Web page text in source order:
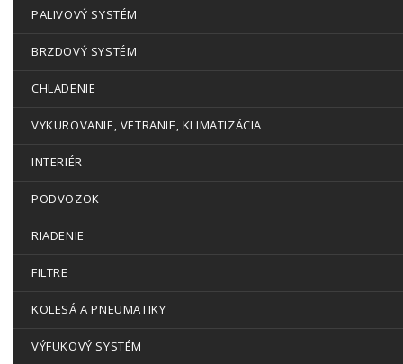
PALIVOVÝ SYSTÉM
BRZDOVÝ SYSTÉM
CHLADENIE
VYKUROVANIE, VETRANIE, KLIMATIZÁCIA
INTERIÉR
PODVOZOK
RIADENIE
FILTRE
KOLESÁ A PNEUMATIKY
VÝFUKOVÝ SYSTÉM